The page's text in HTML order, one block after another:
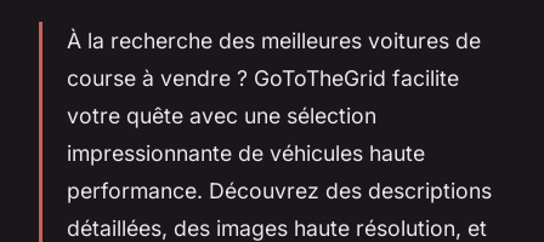
À la recherche des meilleures voitures de
course à vendre ? GoToTheGrid facilite
votre quête avec une sélection
impressionnante de véhicules haute
performance. Découvrez des descriptions
détaillées, des images haute résolution, et